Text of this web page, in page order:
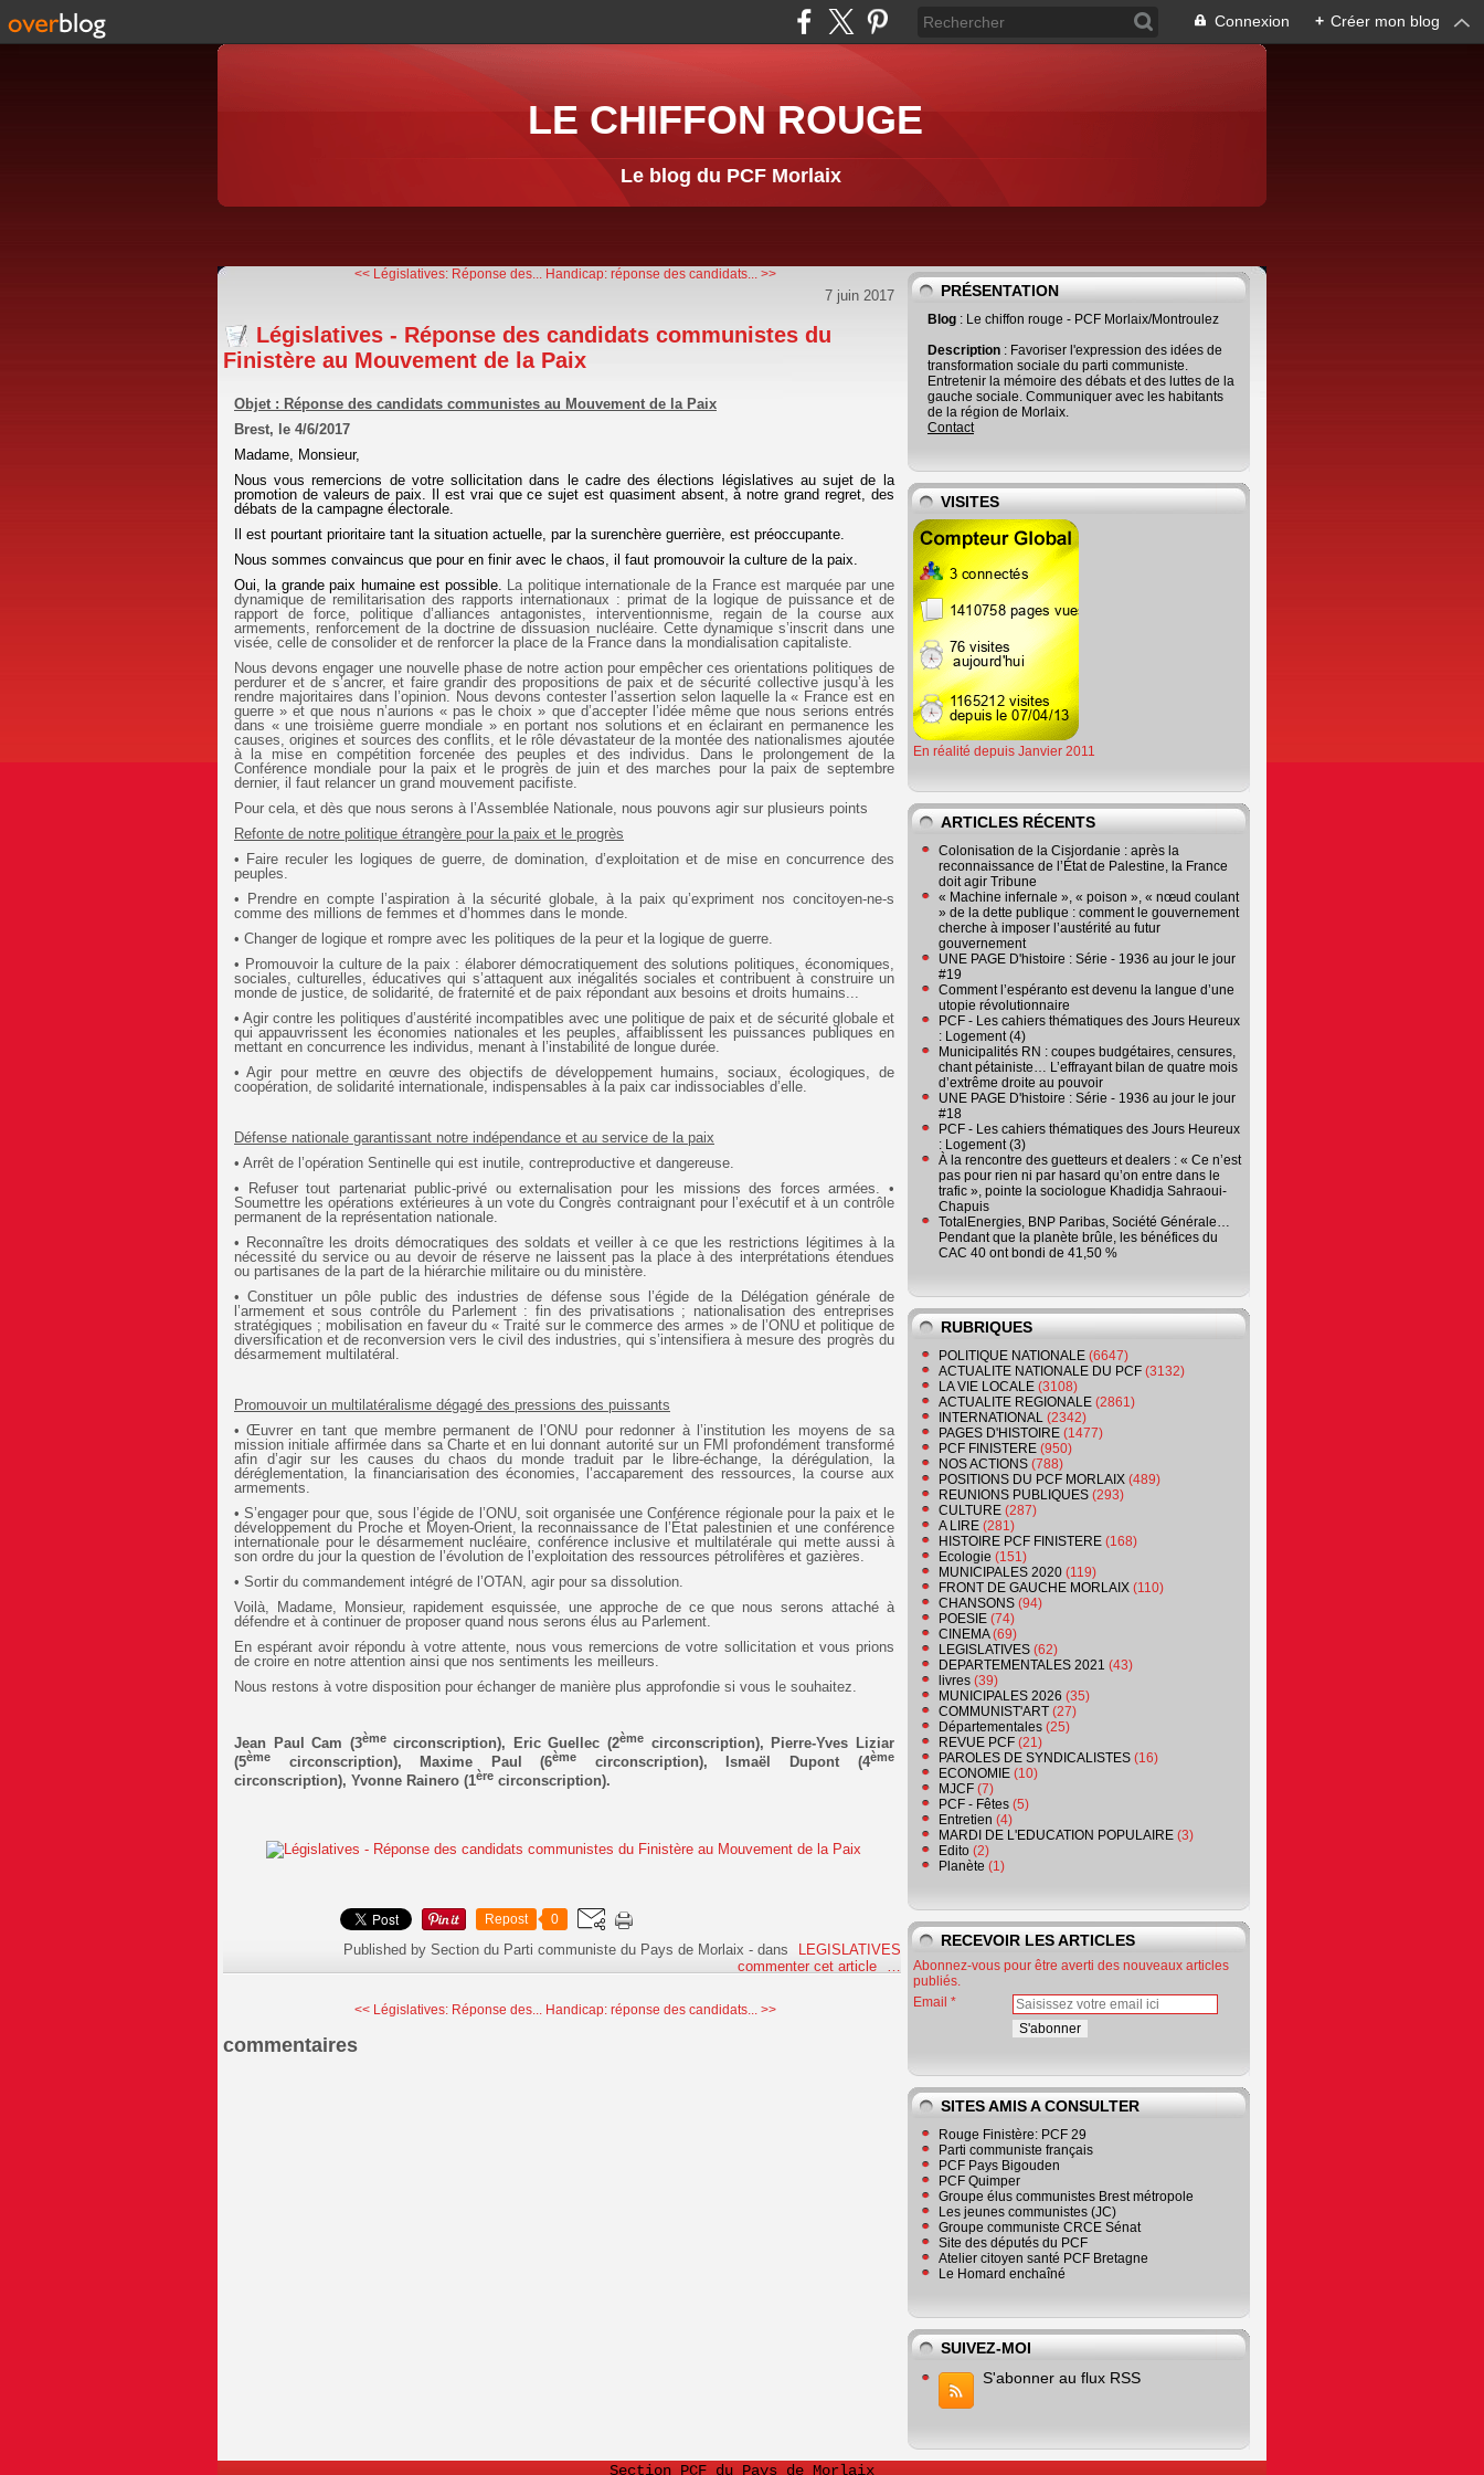
Connexion + Créer mon blog
LE CHIFFON ROUGE
Le blog du PCF Morlaix
<< Législatives: Réponse des... Handicap: réponse des candidats... >>
7 juin 2017
Législatives - Réponse des candidats communistes du
Finistère au Mouvement de la Paix
Objet : Réponse des candidats communistes au Mouvement de la Paix
Brest, le 4/6/2017
Madame, Monsieur,
Nous vous remercions de votre sollicitation dans le cadre des élections législatives au sujet de la
promotion de valeurs de paix. Il est vrai que ce sujet est quasiment absent, à notre grand regret, des
débats de la campagne électorale.
Il est pourtant prioritaire tant la situation actuelle, par la surenchère guerrière, est préoccupante.
Nous sommes convaincus que pour en finir avec le chaos, il faut promouvoir la culture de la paix.
Oui, la grande paix humaine est possible. La politique internationale de la France est marquée par une
dynamique de remilitarisation des rapports internationaux : primat de la logique de puissance et de
rapport de force, politique d’alliances antagonistes, interventionnisme, regain de la course aux
armements, renforcement de la doctrine de dissuasion nucléaire. Cette dynamique s’inscrit dans une
visée, celle de consolider et de renforcer la place de la France dans la mondialisation capitaliste.
Nous devons engager une nouvelle phase de notre action pour empêcher ces orientations politiques de
perdurer et de s’ancrer, et faire grandir des propositions de paix et de sécurité collective jusqu’à les
rendre majoritaires dans l’opinion. Nous devons contester l’assertion selon laquelle la « France est en
guerre » et que nous n’aurions « pas le choix » que d’accepter l’idée même que nous serions entrés
dans « une troisième guerre mondiale » en portant nos solutions et en éclairant en permanence les
causes, origines et sources des conflits, et le rôle dévastateur de la montée des nationalismes ajoutée
à la mise en compétition forcenée des peuples et des individus. Dans le prolongement de la
Conférence mondiale pour la paix et le progrès de juin et des marches pour la paix de septembre
dernier, il faut relancer un grand mouvement pacifiste.
Pour cela, et dès que nous serons à l’Assemblée Nationale, nous pouvons agir sur plusieurs points
Refonte de notre politique étrangère pour la paix et le progrès
• Faire reculer les logiques de guerre, de domination, d’exploitation et de mise en concurrence des
peuples.
• Prendre en compte l’aspiration à la sécurité globale, à la paix qu’expriment nos concitoyen-ne-s
comme des millions de femmes et d’hommes dans le monde.
• Changer de logique et rompre avec les politiques de la peur et la logique de guerre.
• Promouvoir la culture de la paix : élaborer démocratiquement des solutions politiques, économiques,
sociales, culturelles, éducatives qui s’attaquent aux inégalités sociales et contribuent à construire un
monde de justice, de solidarité, de fraternité et de paix répondant aux besoins et droits humains...
• Agir contre les politiques d’austérité incompatibles avec une politique de paix et de sécurité globale et
qui appauvrissent les économies nationales et les peuples, affaiblissent les puissances publiques en
mettant en concurrence les individus, menant à l’instabilité de longue durée.
• Agir pour mettre en œuvre des objectifs de développement humains, sociaux, écologiques, de
coopération, de solidarité internationale, indispensables à la paix car indissociables d’elle.
Défense nationale garantissant notre indépendance et au service de la paix
• Arrêt de l’opération Sentinelle qui est inutile, contreproductive et dangereuse.
• Refuser tout partenariat public-privé ou externalisation pour les missions des forces armées. •
Soumettre les opérations extérieures à un vote du Congrès contraignant pour l’exécutif et à un contrôle
permanent de la représentation nationale.
• Reconnaître les droits démocratiques des soldats et veiller à ce que les restrictions légitimes à la
nécessité du service ou au devoir de réserve ne laissent pas la place à des interprétations étendues
ou partisanes de la part de la hiérarchie militaire ou du ministère.
• Constituer un pôle public des industries de défense sous l’égide de la Délégation générale de
l’armement et sous contrôle du Parlement : fin des privatisations ; nationalisation des entreprises
stratégiques ; mobilisation en faveur du « Traité sur le commerce des armes » de l’ONU et politique de
diversification et de reconversion vers le civil des industries, qui s’intensifiera à mesure des progrès du
désarmement multilatéral.
Promouvoir un multilatéralisme dégagé des pressions des puissants
• Œuvrer en tant que membre permanent de l’ONU pour redonner à l’institution les moyens de sa
mission initiale affirmée dans sa Charte et en lui donnant autorité sur un FMI profondément transformé
afin d’agir sur les causes du chaos du monde traduit par le libre-échange, la dérégulation, la
déréglementation, la financiarisation des économies, l’accaparement des ressources, la course aux
armements.
• S’engager pour que, sous l’égide de l’ONU, soit organisée une Conférence régionale pour la paix et le
développement du Proche et Moyen-Orient, la reconnaissance de l’État palestinien et une conférence
internationale pour le désarmement nucléaire, conférence inclusive et multilatérale qui mette aussi à
son ordre du jour la question de l’évolution de l’exploitation des ressources pétrolifères et gazières.
• Sortir du commandement intégré de l’OTAN, agir pour sa dissolution.
Voilà, Madame, Monsieur, rapidement esquissée, une approche de ce que nous serons attaché à
défendre et à continuer de proposer quand nous serons élus au Parlement.
En espérant avoir répondu à votre attente, nous vous remercions de votre sollicitation et vous prions
de croire en notre attention ainsi que nos sentiments les meilleurs.
Nous restons à votre disposition pour échanger de manière plus approfondie si vous le souhaitez.
Jean Paul Cam (3èmecirconscription), Eric Guellec (2èmecirconscription), Pierre-Yves Liziar
(5ème circonscription), Maxime Paul (6ème circonscription), Ismaël Dupont (4ème
circonscription), Yvonne Rainero (1ère circonscription).
Repost 0
Published by Section du Parti communiste du Pays de Morlaix -dans
LEGISLATIVES
commenter cet article
…
<< Législatives: Réponse des... Handicap: réponse des candidats... >>
commentaires
PRÉSENTATION
Blog : Le chiffon rouge - PCF Morlaix/Montroulez
Description : Favoriser l'expression des idées de
transformation sociale du parti communiste.
Entretenir la mémoire des débats et des luttes de la
gauche sociale. Communiquer avec les habitants
de la région de Morlaix.
Contact
VISITES
En réalité depuis Janvier 2011
ARTICLES RÉCENTS
Colonisation de la Cisjordanie : après la
reconnaissance de l’État de Palestine, la France
doit agir Tribune
« Machine infernale », « poison », « nœud coulant
» de la dette publique : comment le gouvernement
cherche à imposer l’austérité au futur
gouvernement
UNE PAGE D'histoire : Série - 1936 au jour le jour
#19
Comment l’espéranto est devenu la langue d’une
utopie révolutionnaire
PCF - Les cahiers thématiques des Jours Heureux
: Logement (4)
Municipalités RN : coupes budgétaires, censures,
chant pétainiste… L’effrayant bilan de quatre mois
d’extrême droite au pouvoir
UNE PAGE D'histoire : Série - 1936 au jour le jour
#18
PCF - Les cahiers thématiques des Jours Heureux
: Logement (3)
À la rencontre des guetteurs et dealers : « Ce n’est
pas pour rien ni par hasard qu’on entre dans le
trafic », pointe la sociologue Khadidja Sahraoui-
Chapuis
TotalEnergies, BNP Paribas, Société Générale…
Pendant que la planète brûle, les bénéfices du
CAC 40 ont bondi de 41,50 %
RUBRIQUES
POLITIQUE NATIONALE (6647)
ACTUALITE NATIONALE DU PCF (3132)
LA VIE LOCALE (3108)
ACTUALITE REGIONALE (2861)
INTERNATIONAL (2342)
PAGES D'HISTOIRE (1477)
PCF FINISTERE (950)
NOS ACTIONS (788)
POSITIONS DU PCF MORLAIX (489)
REUNIONS PUBLIQUES (293)
CULTURE (287)
A LIRE (281)
HISTOIRE PCF FINISTERE (168)
Ecologie (151)
MUNICIPALES 2020 (119)
FRONT DE GAUCHE MORLAIX (110)
CHANSONS (94)
POESIE (74)
CINEMA(69)
LEGISLATIVES (62)
DEPARTEMENTALES 2021 (43)
livres (39)
MUNICIPALES 2026 (35)
COMMUNIST'ART (27)
Départementales (25)
REVUE PCF (21)
PAROLES DE SYNDICALISTES (16)
ECONOMIE (10)
MJCF (7)
PCF - Fêtes (5)
Entretien (4)
MARDI DE L'EDUCATION POPULAIRE (3)
Edito (2)
Planète (1)
RECEVOIR LES ARTICLES
Abonnez-vous pour être averti des nouveaux articles
publiés.
Email
SITES AMIS A CONSULTER
Rouge Finistère: PCF 29
Parti communiste français
PCF Pays Bigouden
PCF Quimper
Groupe élus communistes Brest métropole
Les jeunes communistes (JC)
Groupe communiste CRCE Sénat
Site des députés du PCF
Atelier citoyen santé PCF Bretagne
Le Homard enchaîné
SUIVEZ-MOI
S'abonner au flux RSS
Section PCF du Pays de Morlaix